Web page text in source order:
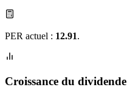
PER actuel : 12.91.
Croissance du dividende